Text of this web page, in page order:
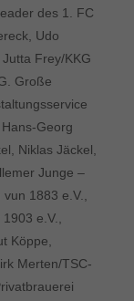
des 1. FC
Udo
Frey/KKG
Große
Georg
Niklas Jäckel,
Junge –
1883 e.V.,
e.V.,
Köppe,
Merten/TSC-